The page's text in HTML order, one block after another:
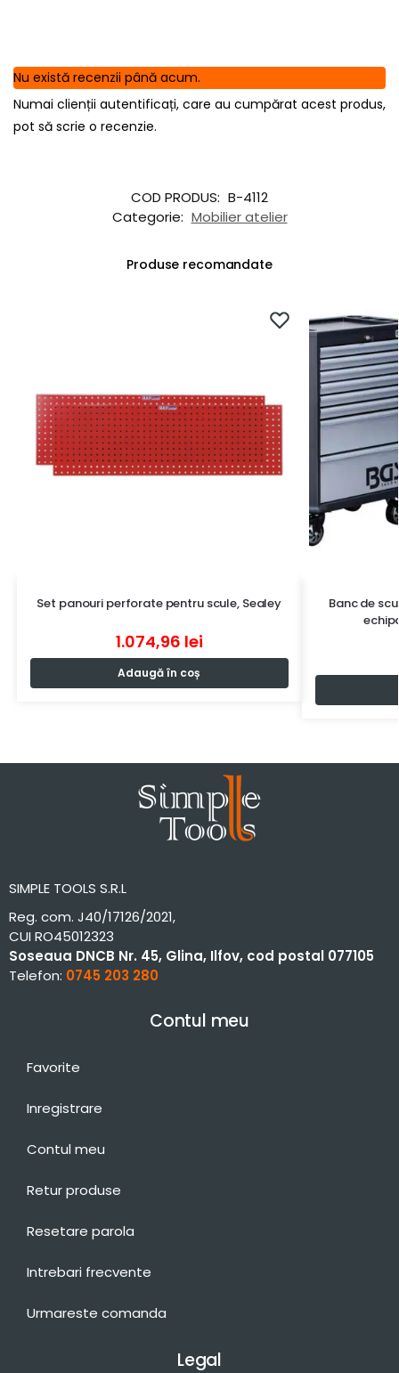
Nu există recenzii până acum.
Numai clienții autentificați, care au cumpărat acest produs,
pot să scrie o recenzie.
COD PRODUS: B-4112
Categorie: Mobilier atelier
Produse recomandate
Set panouri perforate pentru scule, Sealey
1.074,96 lei
Adaugă în coș
Banc de
SIMPLE TOOLS S.R.L
Reg. com. J40/17126/2021,
CUI RO45012323
Soseaua DNCB Nr. 45, Glina, Ilfov, cod postal 077105
Telefon: 0745 203 280
Contul meu
Favorite
Inregistrare
Contul meu
Retur produse
Resetare parola
Intrebari frecvente
Urmareste comanda
Legal